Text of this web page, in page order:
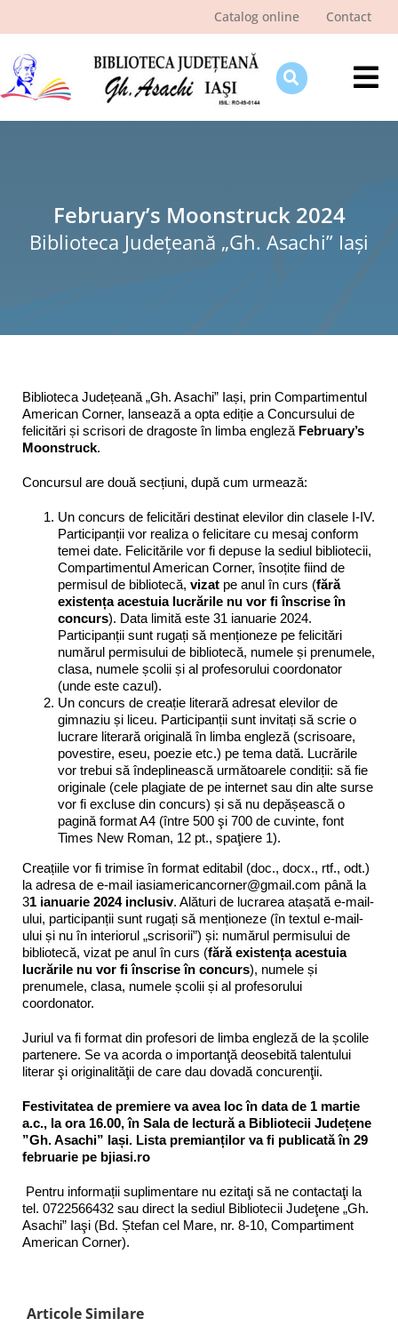
Catalog online Contact
Ştiri şi evenimente
Programe şi proiecte
February’s Moonstruck 2024
Biblioteca Judeţeană „Gh. Asachi” Iaşi
Biblioteca Județeană „Gh. Asachi” Iași, prin Compartimentul
American Corner, lansează a opta ediție a Concursului de
felicitări și scrisori de dragoste în limba engleză February’s
Moonstruck.
Concursul are două secțiuni, după cum urmează:
Un concurs de felicitări destinat elevilor din clasele I-IV.
Participanții vor realiza o felicitare cu mesaj conform
temei date. Felicitările vor fi depuse la sediul bibliotecii,
Compartimentul American Corner, însoțite fiind de
permisul de bibliotecă, vizat pe anul în curs (fără
existența acestuia lucrările nu vor fi înscrise în
concurs). Data limită este 31 ianuarie 2024.
Participanții sunt rugați să menționeze pe felicitări
numărul permisului de bibliotecă, numele și prenumele,
clasa, numele școlii și al profesorului coordonator
(unde este cazul).
Un concurs de creație literară adresat elevilor de
gimnaziu și liceu. Participanții sunt invitați să scrie o
lucrare literară originală în limba engleză (scrisoare,
povestire, eseu, poezie etc.) pe tema dată. Lucrările
vor trebui să îndeplinească următoarele condiții: să fie
originale (cele plagiate de pe internet sau din alte surse
vor fi excluse din concurs) și să nu depășească o
pagină format A4 (între 500 şi 700 de cuvinte, font
Times New Roman, 12 pt., spaţiere 1).
Creațiile vor fi trimise în format editabil (doc., docx., rtf., odt.)
la adresa de e-mail iasiamericancorner@gmail.com până la
31 ianuarie 2024 inclusiv. Alături de lucrarea atașată e-mail-
ului, participanții sunt rugați să menționeze (în textul e-mail-
ului și nu în interiorul „scrisorii”) și: numărul permisului de
bibliotecă, vizat pe anul în curs (fără existența acestuia
lucrările nu vor fi înscrise în concurs), numele și
prenumele, clasa, numele școlii și al profesorului
coordonator.
Juriul va fi format din profesori de limba engleză de la școlile
partenere. Se va acorda o importanţă deosebită talentului
literar şi originalităţii de care dau dovadă concurenţii.
Festivitatea de premiere va avea loc în data de 1 martie
a.c., la ora 16.00, în Sala de lectură a Bibliotecii Județene
”Gh. Asachi” Iași. Lista premianților va fi publicată în 29
februarie pe bjiasi.ro
Pentru informații suplimentare nu ezitaţi să ne contactaţi la
tel. 0722566432 sau direct la sediul Bibliotecii Judeţene „Gh.
Asachi” Iaşi (Bd. Ștefan cel Mare, nr. 8-10, Compartiment
American Corner).
Articole Similare